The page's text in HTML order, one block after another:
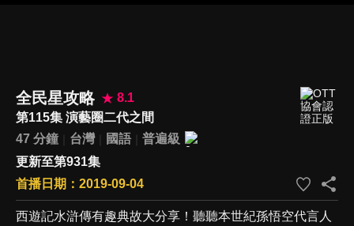
全民星攻略
8.1
第115集 演藝圈二代之間
47 分鐘
台灣 國語
普遍級
更新至第931集
首播日期：2019-09-04
西遊記水滸傳有趣典故大分享！聽聽本世紀孫悟空代言人